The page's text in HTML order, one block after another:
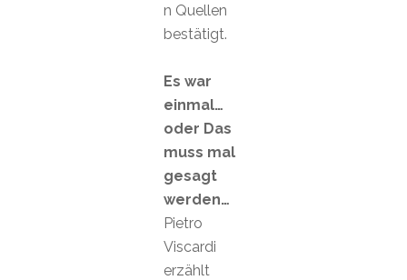
n Quellen
bestätigt.
Es war
einmal…
oder Das
muss mal
gesagt
werden…
Pietro
Viscardi
erzählt